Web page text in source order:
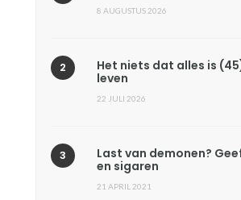
8 AUGUSTUS 2026
Het niets dat alles is
leven
22 JULI 2026
Last van demonen?
en sigaren
21 APRIL 2021